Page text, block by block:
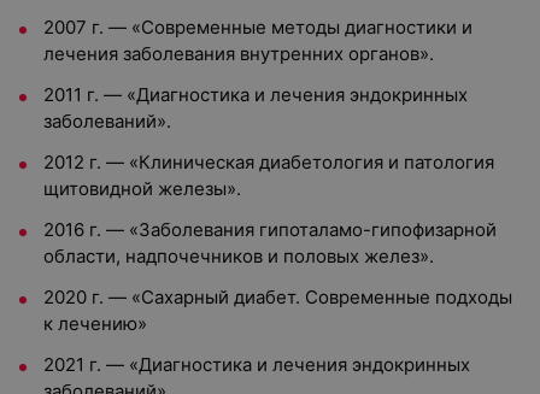
2007 г. — «Современные методы диагностики и
лечения заболевания внутренних органов».
2011 г. — «Диагностика и лечения эндокринных
заболеваний».
2012 г. — «Клиническая диабетология и патология
щитовидной железы».
2016 г. — «Заболевания гипоталамо-гипофизарной
области, надпочечников и половых желез».
2020 г. — «Сахарный диабет. Современные подходы
к лечению»
2021 г. — «Диагностика и лечения эндокринных